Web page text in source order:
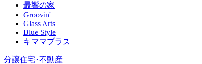
最響の家
Groovin'
Glass Arts
Blue Style
キママプラス
分譲住宅･不動産